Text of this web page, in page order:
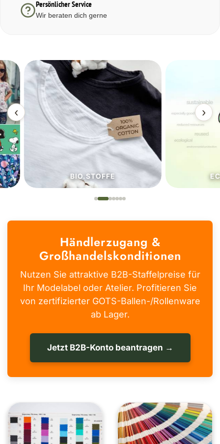
Persönlicher Service
Wir beraten dich gerne
‹
BIO.STOFFE
›
Händlerzugang &
Großhandelskonditionen
Nutzen Sie attraktive B2B-Staffelpreise für
Ihr Modelabel oder Atelier. Profitieren Sie
von zertifizierter GOTS-Ballen-/Rollenware
ab Lager.
Jetzt B2B-Konto beantragen →